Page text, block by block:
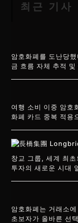
최근 기사
암호화폐를 도난당
금 흐름 자체 추적
여행 소비 이중 암호
화폐 카드 중복 적용
창교 그룹, 세계 최
투자의 새로운 시대
암호화폐는 거래소
초보자가 올바른 선